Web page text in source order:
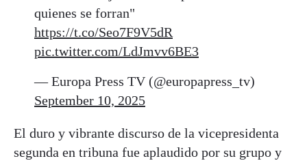
quienes se forran"
https://t.co/Seo7F9V5dR
pic.twitter.com/LdJmvv6BE3
— Europa Press TV (@europapress_tv)
September 10, 2025
El duro y vibrante discurso de la vicepresidenta
segunda en tribuna fue aplaudido por su grupo y